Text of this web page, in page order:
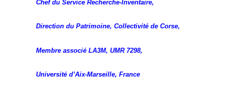
Chef du Service Recherche-Inventaire,
Direction du Patrimoine, Collectivité de Corse,
Membre associé LA3M, UMR 7298,
Université d’Aix-Marseille, France